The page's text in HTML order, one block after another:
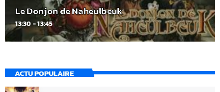
Le Donjon de Naheulbeuk
13:30 - 13:45
ACTU POPULAIRE